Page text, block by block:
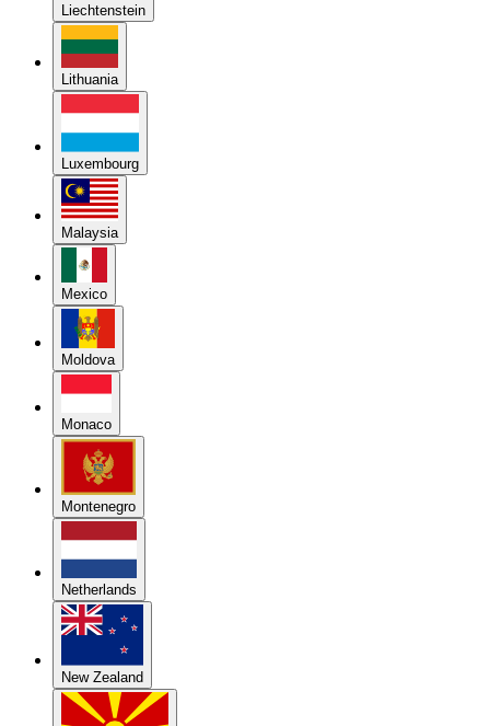
Liechtenstein
Lithuania
Luxembourg
Malaysia
Mexico
Moldova
Monaco
Montenegro
Netherlands
New Zealand